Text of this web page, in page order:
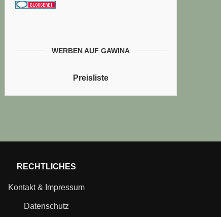
WERBEN AUF GAWINA
Preisliste
RECHTLICHES
Kontakt & Impressum
Datenschutz